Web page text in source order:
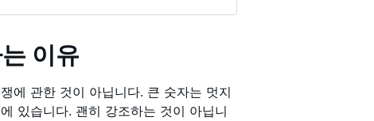
이유
에 관한 것이 아닙니다. 큰 숫자는 멋지
있습니다. 괜히 강조하는 것이 아닙니